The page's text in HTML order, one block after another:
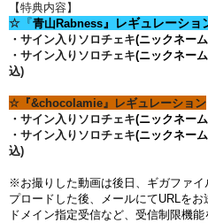
【特典内容】
☆ 『青山Rabness』レギュレーショ
・サイン入りソロチェキ(ニックネー
・サイン入りソロチェキ(ニックネー
込)
☆『&chocolamie』レギュレーション
・サイン入りソロチェキ(ニックネー
・サイン入りソロチェキ(ニックネー
込)
※お撮りした動画は後日、ギガファ
プロードした後、メールにてURLを
ドメイン指定受信など、受信制限機能